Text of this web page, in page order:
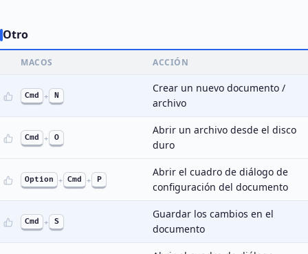
Otro
MACOS ACCIÓN
Cmd + N
Crear un nuevo documento /
archivo
Cmd + O
Abrir un archivo desde el disco
duro
Option + Cmd + P
Abrir el cuadro de diálogo de
configuración del documento
Cmd + S
Guardar los cambios en el
documento